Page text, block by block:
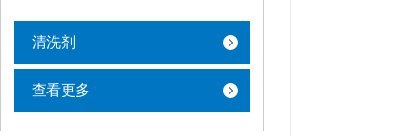
清洗剂
查看更多